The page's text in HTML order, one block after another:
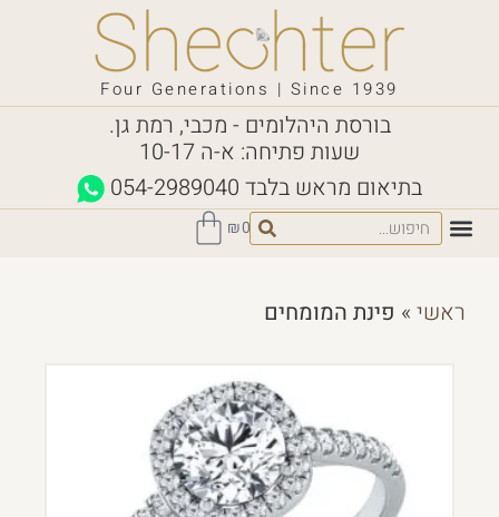
Four Generations | Since 1939
בורסת היהלומים - מכבי, רמת גן.
שעות פתיחה: א-ה 10-17
בתיאום מראש בלבד 054-2989040
₪0
ראשי » פינת המומחים